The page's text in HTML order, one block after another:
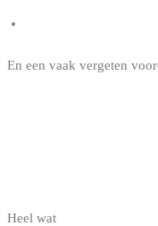
En een vaak vergeten
Heel wat